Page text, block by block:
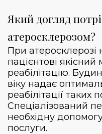
Який догляд
атеросклерозом?
При атеросклерозі
пацієнтові
реабілітацію.
віку надає
реабілітації таких
Спеціалізований
необхідну допомогу
послуги.